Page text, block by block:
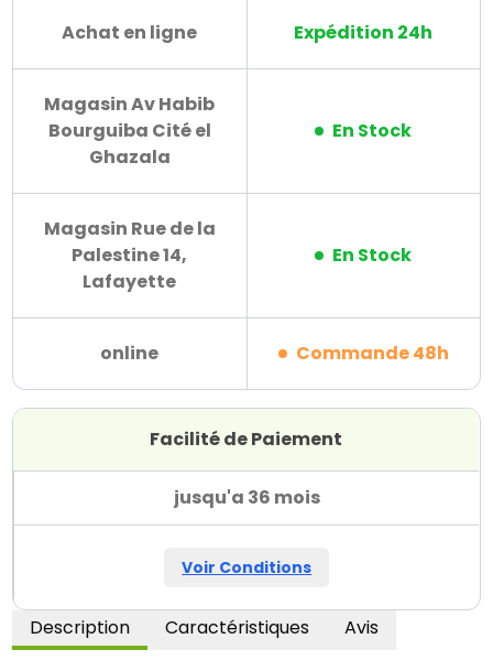
Achat en ligne Expédition 24h
Magasin Av Habib
Bourguiba Cité el
Ghazala
En Stock
Magasin Rue de la
Palestine 14,
Lafayette
En Stock
online Commande 48h
Facilité de Paiement
jusqu'a 36 mois
Voir Conditions
Description Caractéristiques Avis